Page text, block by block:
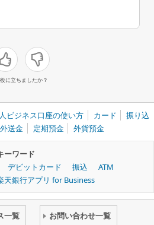
に立ちましたか？
ビジネス口座の使い方 カード
振り込
送金 定期預金 外貨預金
ーワード
デビットカード 振込
ATM
天銀行アプリ for Business
一覧 お問い合わせ一覧